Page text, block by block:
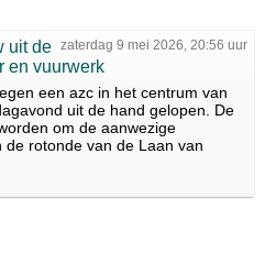
zaterdag 9 mei 2026, 20:56 uur
uit de
en vuurwerk
een azc in het centrum van
uit de hand gelopen. De
om de aanwezige
de rotonde van de Laan van